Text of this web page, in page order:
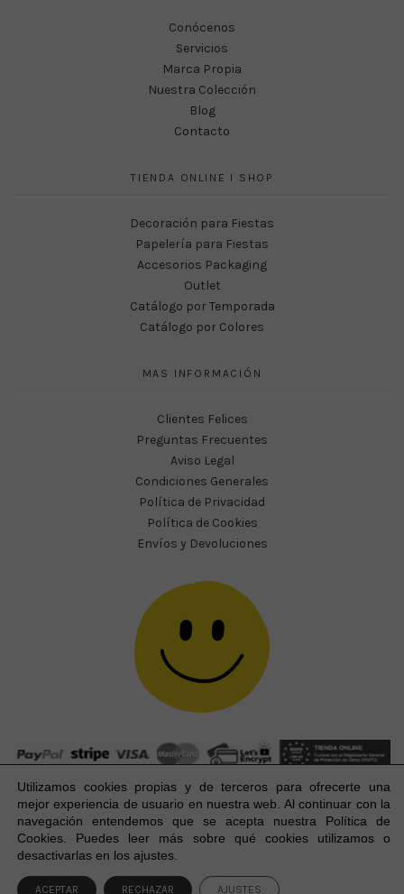
Conócenos
Servicios
Marca Propia
Nuestra Colección
Blog
Contacto
TIENDA ONLINE I SHOP
Decoración para Fiestas
Papelería para Fiestas
Accesorios Packaging
Outlet
Catálogo por Temporada
Catálogo por Colores
MAS INFORMACIÓN
Clientes Felices
Preguntas Frecuentes
Aviso Legal
Condiciones Generales
Política de Privacidad
Política de Cookies
Envíos y Devoluciones
Happy Party Studio® 2023-2026 I © Todos los derechos
reservados.
Utilizamos cookies propias y de terceros para ofrecerte una
mejor experiencia de usuario en nuestra web. Al continuar con la
navegación entendemos que se acepta nuestra Política de
Cookies. Puedes leer más sobre qué cookies utilizamos o
desactivarlas en los ajustes.
ACEPTAR RECHAZAR AJUSTES
1